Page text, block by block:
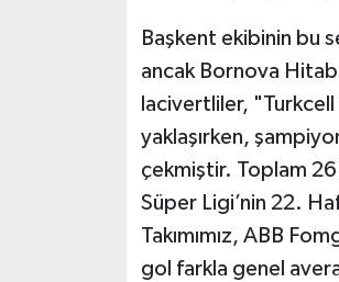
Başkent ekibinin bu
ancak Bornova Hitab
lacivertliler,
yaklaşırken,
çekmiştir. Toplam 26
Süper Ligi’nin 22.
Takımımız, ABB
gol farkla genel